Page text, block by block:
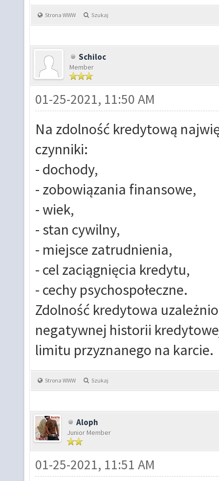
Strona WWW Szukaj
Schiloc
Member
01-25-2021, 11:50 AM
Na zdolność kredytową
czynniki:
- dochody,
- zobowiązania finansowe,
- wiek,
- stan cywilny,
- miejsce zatrudnienia,
- cel zaciągnięcia kredytu,
- cechy psychospołeczne.
Zdolność kredytowa
negatywnej historii
limitu przyznanego na karcie.
Strona WWW Szukaj
Aloph
Junior Member
01-25-2021, 11:51 AM